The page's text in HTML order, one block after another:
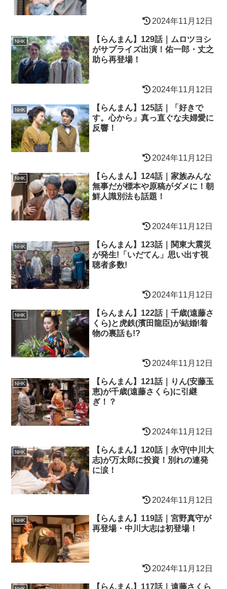
2024年11月12日
NHK
【らんまん】129話｜ムロツヨシ
がサプライズ出演！佑一郎・丈之
助ら再登場！
2024年11月12日
NHK
【らんまん】125話｜「好きで
す。心から」真っ直ぐな夫婦愛に
反響！
2024年11月12日
NHK
【らんまん】124話｜家族みんな
無事だが標本や原稿がダメに！朝
鮮人識別法も話題！
2024年11月12日
NHK
【らんまん】123話｜関東大震災
が発生!「いだてん」思い出す視
聴者多数!
2024年11月12日
NHK
【らんまん】122話｜千歳(遠藤さ
くら)と虎鉄(濱田龍臣)が結婚!着
物の裏話も!?
2024年11月12日
NHK
【らんまん】121話｜りん(安藤玉
恵)が千歳(遠藤さくら)に引継
ぎ！？
2024年11月12日
NHK
【らんまん】120話｜永守(中川大
志)が万太郎に投資！別れの連発
に涙！
2024年11月12日
NHK
【らんまん】119話｜宮野真守が
再登場・中川大志は初登場！
2024年11月12日
【らんまん】117話｜遠藤さくら